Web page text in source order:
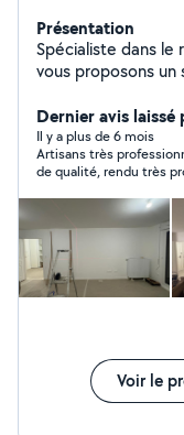
Présentation
Spécialiste dans
vous proposons un
Dernier avis laissé
Il y a plus de 6 mois
Artisans très
de qualité, rendu très
Voir le